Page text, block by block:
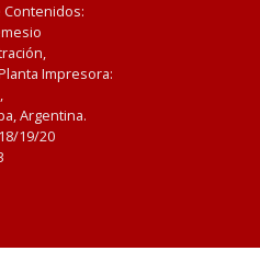
Impresora:
Argentina.
19/20